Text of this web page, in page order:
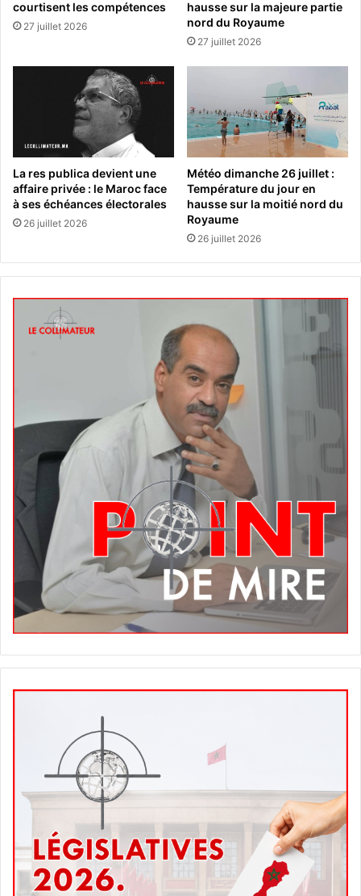
courtisent les compétences
27 juillet 2026
hausse sur la majeure partie
nord du Royaume
27 juillet 2026
La res publica devient une
affaire privée : le Maroc face
à ses échéances électorales
26 juillet 2026
Météo dimanche 26 juillet :
Température du jour en
hausse sur la moitié nord du
Royaume
26 juillet 2026